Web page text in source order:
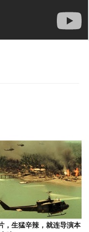
，生猛辛辣，就连导演本